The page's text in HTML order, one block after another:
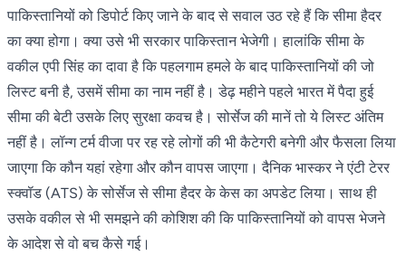
पाकिस्तानियों को डिपोर्ट किए जाने के बाद से सवाल उठ रहे हैं कि सीमा हैदर
का क्या होगा। क्या उसे भी सरकार पाकिस्तान भेजेगी। हालांकि सीमा के
वकील एपी सिंह का दावा है कि पहलगाम हमले के बाद पाकिस्तानियों की जो
लिस्ट बनी है, उसमें सीमा का नाम नहीं है। डेढ़ महीने पहले भारत में पैदा हुई
सीमा की बेटी उसके लिए सुरक्षा कवच है। सोर्सेज की मानें तो ये लिस्ट अंतिम
नहीं है। लॉन्ग टर्म वीजा पर रह रहे लोगों की भी कैटेगरी बनेगी और फैसला लिया
जाएगा कि कौन यहां रहेगा और कौन वापस जाएगा। दैनिक भास्कर ने एंटी टेरर
स्क्वॉड (ATS) के सोर्सेज से सीमा हैदर के केस का अपडेट लिया। साथ ही
उसके वकील से भी समझने की कोशिश की कि पाकिस्तानियों को वापस भेजने
के आदेश से वो बच कैसे गई।